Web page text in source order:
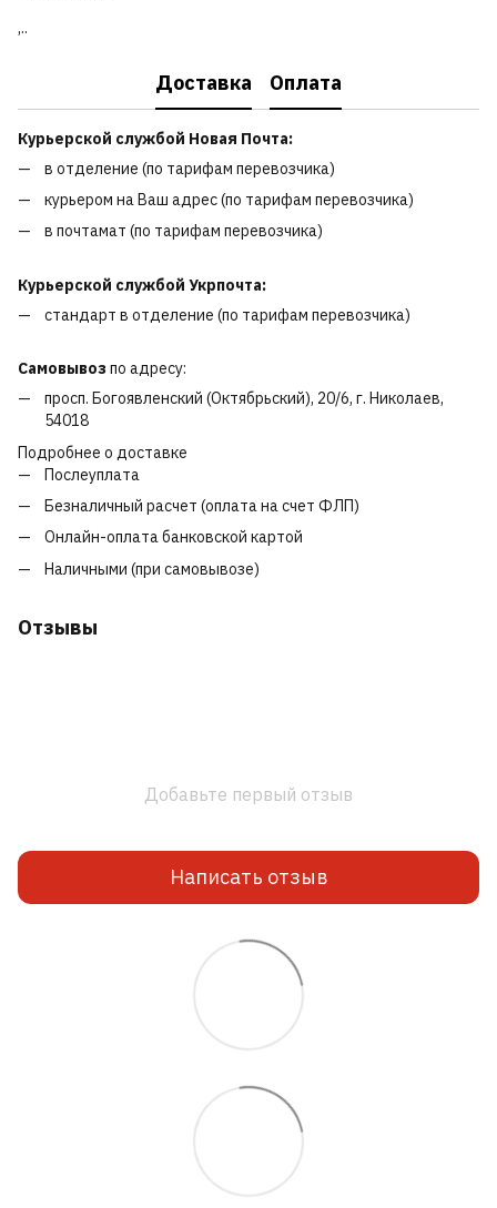
,..
Доставка Оплата
Курьерской службой Новая Почта:
в отделение (по тарифам перевозчика)
курьером на Ваш адрес (по тарифам перевозчика)
в почтамат (по тарифам перевозчика)
Курьерской службой Укрпочта:
стандарт в отделение (по тарифам перевозчика)
Самовывозпо адресу:
просп. Богоявленский (Октябрьский), 20/6, г. Николаев,
54018
Подробнее о доставке
Послеуплата
Безналичный расчет (оплата на счет ФЛП)
Онлайн-оплата банковской картой
Наличными (при самовывозе)
Отзывы
Добавьте первый отзыв
Написать отзыв